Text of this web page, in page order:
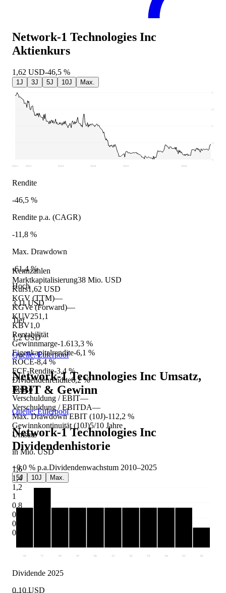
Kennzahlen
Marktkapitalisierung38 Mio. USD
Kurs1,62 USD
KGV (TTM)—
KGVe (Forward)—
KUV251,1
KBV1,0
Rentabilität
Gewinnmarge-1.613,3 %
Eigenkapitalrendite-6,1 %
ROCE-8,4 %
FCF-Rendite-3,4 %
Dividendenrendite6,2 %
Risiko
Verschuldung / EBIT—
Verschuldung / EBITDA—
Max. Drawdown EBIT (10J)-112,2 %
Gewinnkontinuität (10J)5/10 Jahre
Umsatz
in Mio. USD
1,6
1,4
1,2
1
0,8
0,6
0,4
0,2
Network-1 Technologies Inc
Aktienkurs
1,62 USD-46,5 %
1J 3J 5J 10J Max.
1,2
1,68
2,16
2,63
3,11
2021 2022 2023 2024 2025 2026
Rendite
-46,5 %
Rendite p.a. (CAGR)
-11,8 %
Max. Drawdown
-61,4 %
Hoch
3,11 USD
Tief
1,2 USD
Quelle: Eulerpool
Network-1 Technologies Inc Umsatz,
EBIT & Gewinn
Quelle: Eulerpool
Network-1 Technologies Inc
Dividendenhistorie
+0,0 % p.a.Dividendenwachstum 2010–2025
5J 10J Max.
'10 '17 '18 '19 '20 '21 '22 '23 '24 '25 '26
Dividende 2025
0.10 USD